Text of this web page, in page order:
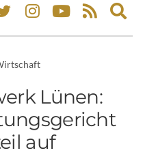
Lünen:
auf